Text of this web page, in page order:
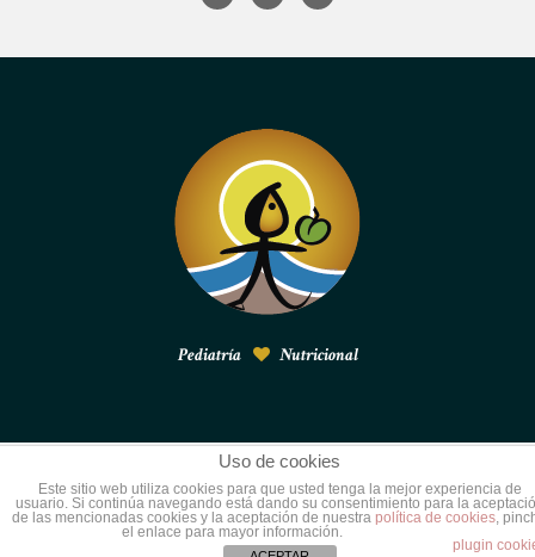
Pediatría Nutricional
© 2015 Pediatría nutricional
. Todos los derechos
reservados.
VOLVER ARRIBA
Uso de cookies
Este sitio web utiliza cookies para que usted tenga la mejor experiencia de
usuario. Si continúa navegando está dando su consentimiento para la
de las mencionadas cookies y la aceptación de nuestra política de cookies,
el enlace para mayor información.
plugin